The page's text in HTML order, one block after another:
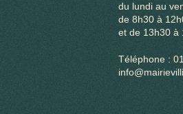
du lundi au
de 8h30 à
et de 13h30 à
Téléphone :